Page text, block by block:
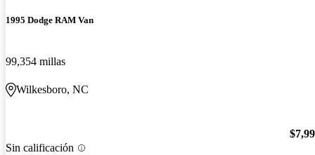
1995 Dodge RAM Van
99,354 millas
Wilkesboro, NC
Sin calificación